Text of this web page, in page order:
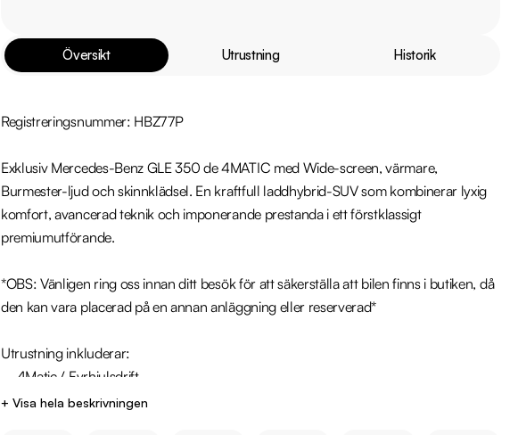
Översikt Utrustning Historik
Registreringsnummer: HBZ77P
Exklusiv Mercedes-Benz GLE 350 de 4MATIC med Wide-screen, värmare,
Burmester-ljud och skinnklädsel. En kraftfull laddhybrid-SUV som kombinerar lyxig
komfort, avancerad teknik och imponerande prestanda i ett förstklassigt
premiumutförande.
*OBS: Vänligen ring oss innan ditt besök för att säkerställa att bilen finns i butiken, då
den kan vara placerad på en annan anläggning eller reserverad*
Utrustning inkluderar:
  - Burmester ljudsystem
+ Visa hela beskrivningen